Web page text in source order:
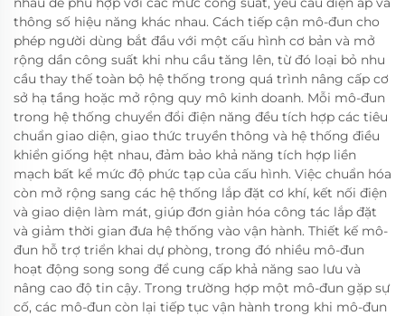
thông số hiệu năng khác nhau. Cách tiếp cận mô-đun cho
phép người dùng bắt đầu với một cấu hình cơ bản và mở
rộng dần công suất khi nhu cầu tăng lên, từ đó loại bỏ nhu
cầu thay thế toàn bộ hệ thống trong quá trình nâng cấp cơ
sở hạ tầng hoặc mở rộng quy mô kinh doanh. Mỗi mô-đun
trong hệ thống chuyển đổi điện năng đều tích hợp các tiêu
chuẩn giao diện, giao thức truyền thông và hệ thống điều
khiển giống hệt nhau, đảm bảo khả năng tích hợp liền
mạch bất kể mức độ phức tạp của cấu hình. Việc chuẩn hóa
còn mở rộng sang các hệ thống lắp đặt cơ khí, kết nối điện
và giao diện làm mát, giúp đơn giản hóa công tác lắp đặt
và giảm thời gian đưa hệ thống vào vận hành. Thiết kế mô-
đun hỗ trợ triển khai dự phòng, trong đó nhiều mô-đun
hoạt động song song để cung cấp khả năng sao lưu và
nâng cao độ tin cậy. Trong trường hợp một mô-đun gặp sự
cố, các mô-đun còn lại tiếp tục vận hành trong khi mô-đun